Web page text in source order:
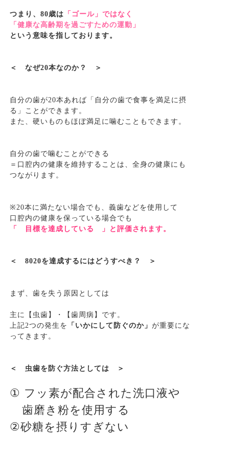
つまり、 80歳は 「ゴール」ではなく
「健康な高齢期を過ごすための運動」
という意味を指しております。
＜ なぜ20本なのか？ ＞
自分の歯が20本あれば「自分の歯で食事を満足に摂
る」ことができます。
また、硬いものもほぼ満足に噛むこともできます。
自分の歯で噛むことができる
＝口腔内の健康を維持することは、全身の健康にも
つながります。
※ 20本に満たない場合でも、義歯などを使用して
口腔内の健康を保っている場合でも
「 目標を達成している 」と評価されます。
＜ 8020を達成するにはどうすべき？ ＞
まず、歯を失う原因としては
主に【虫歯】・【歯周病】です。
上記2つの発生を 「いかにして防ぐのか」 が重要にな
ってきます。
＜ 虫歯を防ぐ方法としては ＞
① フッ素が配合された洗口液や
歯磨き粉を使用する
②砂糖を摂りすぎない